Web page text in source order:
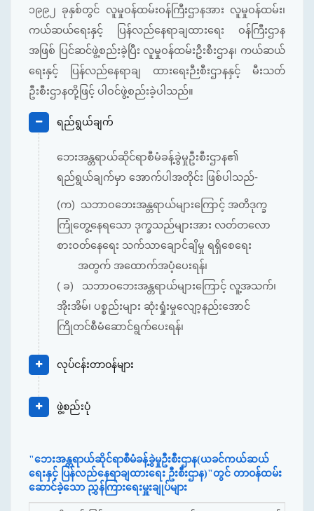
၁၉၉၂ ခုနှစ်တွင် လူမှုဝန်ထမ်းဝန်ကြီးဌာနအား လူမှုဝန်ထမ်း၊
ကယ်ဆယ်ရေးနှင့် ပြန်လည်နေရာချထားရေး ဝန်ကြီးဌာန
အဖြစ် ပြင်ဆင်ဖွဲ့စည်းခဲ့ပြီး လူမှုဝန်ထမ်းဦးစီးဌာန၊ ကယ်ဆယ်
ရေးနှင့် ပြန်လည်နေရာချ ထားရေးဉီးစီးဌာနနှင့် မီးသတ်
ဦးစီးဌာနတို့ဖြင့် ပါဝင်ဖွဲ့စည်းခဲ့ပါသည်။
ရည်ရွယ်ချက်
ဘေးအန္တရာယ်ဆိုင်ရာစီမံခန့်ခွဲမှုဦးစီးဌာန၏
ရည်ရွယ်ချက်မှာ အောက်ပါအတိုင်း ဖြစ်ပါသည်-
(က) သဘာဝဘေးအန္တရာယ်များကြောင့် အတိဒုက္ခ
ကြုံတွေ့နေရသော ဒုက္ခသည်များအား လတ်တလော
စားဝတ်နေရေး သက်သာချောင်ချိမှု ရရှိစေရေး
အတွက် အထောက်အပံ့ပေးရန်၊
( ခ) သဘာဝဘေးအန္တရာယ်များကြောင့် လူ့အသက်၊
အိုးအိမ်၊ ပစ္စည်းများ ဆုံးရှုံးမှုလျော့နည်းအောင်
ကြိုတင်စီမံဆောင်ရွက်ပေးရန်၊
လုပ်ငန်းတာဝန်များ
ဖွဲ့စည်းပုံ
"ဘေးအန္တရာယ်ဆိုင်ရာစီမံခန့်ခွဲမှုဦးစီးဌာန(ယခင်ကယ်ဆယ်
ရေးနှင့် ပြန်လည်နေရာချထားရေး ဦးစီးဌာန)"တွင် တာဝန်ထမ်း
ဆောင်ခဲ့သော ညွှန်ကြားရေးမှူးချုပ်များ